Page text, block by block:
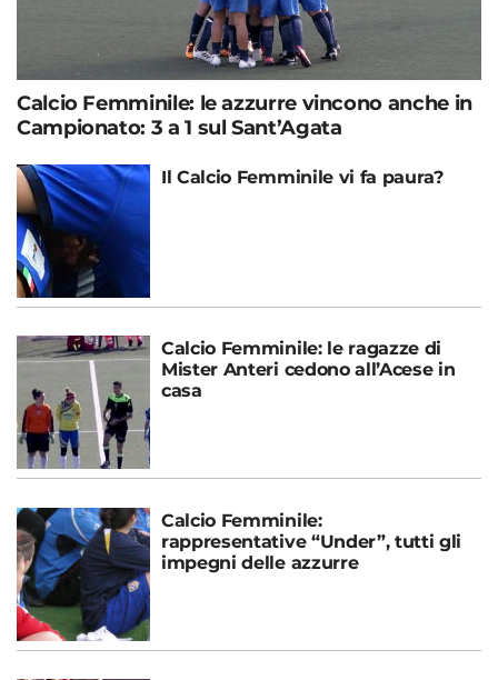
Calcio Femminile: le azzurre vincono anche in
Campionato: 3 a 1 sul Sant’Agata
Il Calcio Femminile vi fa paura?
Calcio Femminile: le ragazze di
Mister Anteri cedono all’Acese in
casa
Calcio Femminile:
rappresentative “Under”, tutti gli
impegni delle azzurre